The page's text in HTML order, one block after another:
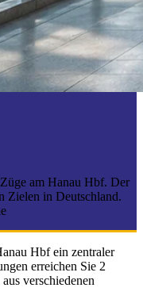
am Hanau Hbf. Der
Zielen in Deutschland.
Hbf ein zentraler
erreichen Sie 2
verschiedenen